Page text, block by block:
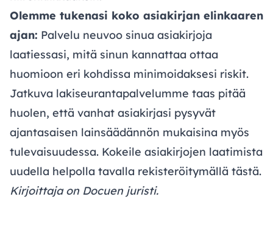
Olemme tukenasi koko asiakirjan elinkaaren
ajan: Palvelu neuvoo sinua asiakirjoja
laatiessasi, mitä sinun kannattaa ottaa
huomioon eri kohdissa minimoidaksesi riskit.
Jatkuva lakiseurantapalvelumme taas pitää
huolen, että vanhat asiakirjasi pysyvät
ajantasaisen lainsäädännön mukaisina myös
tulevaisuudessa. Kokeile asiakirjojen laatimista
uudella helpolla tavalla rekisteröitymällä tästä.
Kirjoittaja on Docuen juristi.